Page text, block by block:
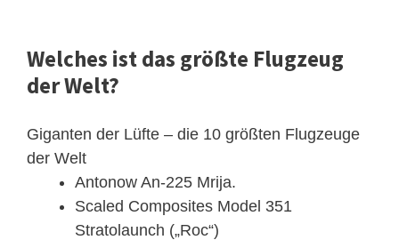
Welches ist das größte Flugzeug
der Welt?
Giganten der Lüfte – die 10 größten Flugzeuge
der Welt
Antonow An-225 Mrija.
Scaled Composites Model 351
Stratolaunch („Roc“)